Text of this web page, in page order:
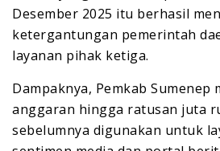
Desember 2025 itu berhasil
ketergantungan pemerintah
layanan pihak ketiga.
Dampaknya, Pemkab Sumenep
anggaran hingga ratusan juta
sebelumnya digunakan untuk